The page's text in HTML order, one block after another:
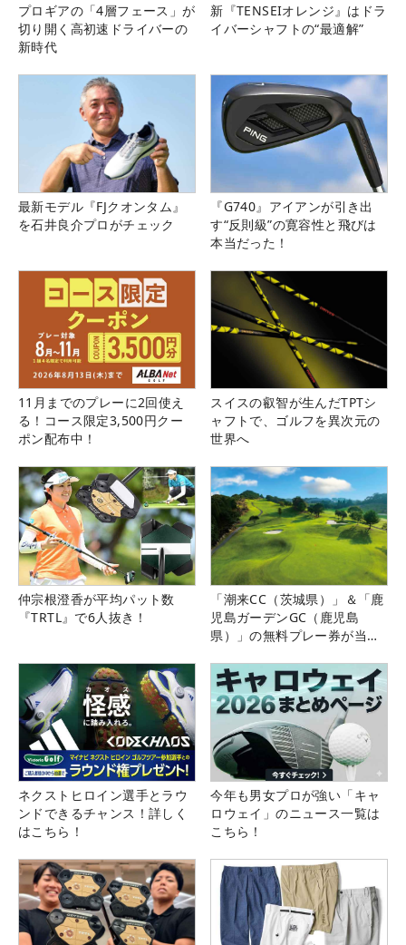
プロギアの「4層フェース」が
切り開く高初速ドライバーの
新時代
新『TENSEIオレンジ』はドラ
イバーシャフトの“最適解”
最新モデル『FJクオンタム』
を石井良介プロがチェック
『G740』アイアンが引き出
す“反則級”の寛容性と飛びは
本当だった！
11月までのプレーに2回使え
る！コース限定3,500円クー
ポン配布中！
スイスの叡智が生んだTPTシ
ャフトで、ゴルフを異次元の
世界へ
仲宗根澄香が平均パット数
『TRTL』で6人抜き！
「潮来CC（茨城県）」＆「鹿
児島ガーデンGC（鹿児島
県）」の無料プレー券が当た
ネクストヒロイン選手とラウ
ンドできるチャンス！詳しく
はこちら！
今年も男女プロが強い「キャ
ロウェイ」のニュース一覧は
こちら！